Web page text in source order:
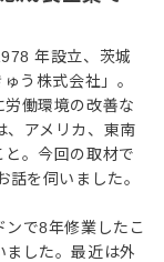
年設立、茨城
う株式会社」。
働環境の改善な
、アメリカ、東南
。今回の取材で
を伺いました。
ンで8年修業したこ
ました。最近は外